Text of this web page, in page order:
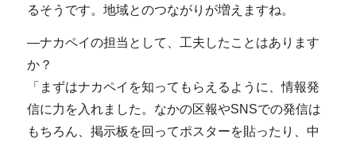
るそうです。地域とのつながりが増えますね。
―ナカペイの担当として、工夫したことはあります
か？
「まずはナカペイを知ってもらえるように、情報発
信に力を入れました。なかの区報やSNSでの発信は
もちろん、掲示板を回ってポスターを貼ったり、中